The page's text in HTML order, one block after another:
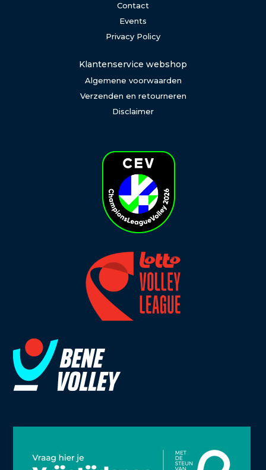
Contact
Events
Privacy Policy
Klantenservice webshop
Algemene voorwaarden
Verzenden en retourneren
Disclaimer